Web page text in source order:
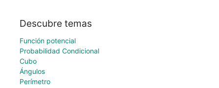
Descubre temas
Función potencial
Probabilidad Condicional
Cubo
Ángulos
Perímetro